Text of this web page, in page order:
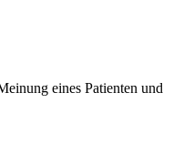
eines Patienten und